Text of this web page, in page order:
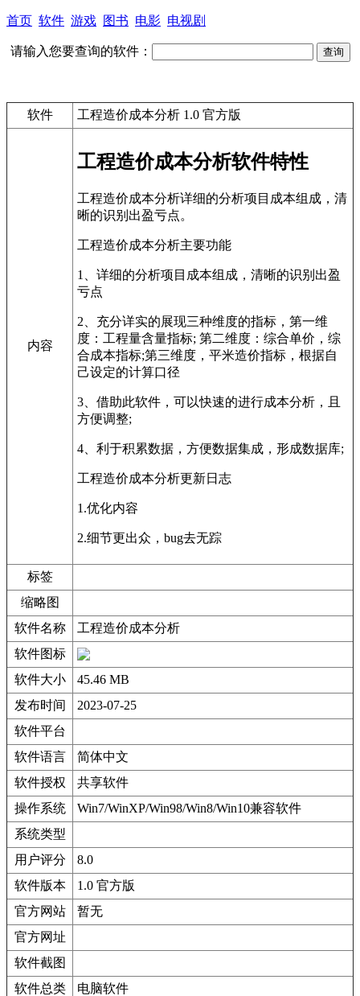
首页 软件 游戏 图书 电影 电视剧
请输入您要查询的软件：
软件 工程造价成本分析 1.0 官方版
内容
工程造价成本分析软件特性
工程造价成本分析详细的分析项目成本组成，清
晰的识别出盈亏点。
工程造价成本分析主要功能
1、详细的分析项目成本组成，清晰的识别出盈
亏点
2、充分详实的展现三种维度的指标，第一维
度：工程量含量指标; 第二维度：综合单价，综
合成本指标;第三维度，平米造价指标，根据自
己设定的计算口径
3、借助此软件，可以快速的进行成本分析，且
方便调整;
4、利于积累数据，方便数据集成，形成数据库;
工程造价成本分析更新日志
1.优化内容
2.细节更出众，bug去无踪
标签
缩略图
软件名称
工程造价成本分析
软件图标
软件大小
45.46 MB
发布时间
2023-07-25
软件平台
软件语言
简体中文
软件授权
共享软件
操作系统
Win7/WinXP/Win98/Win8/Win10兼容软件
系统类型
用户评分
8.0
软件版本
1.0 官方版
官方网站
暂无
官方网址
软件截图
软件总类
电脑软件